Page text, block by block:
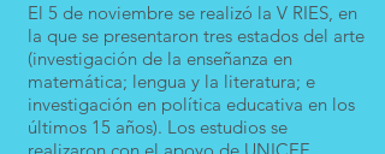
El 5 de noviembre se realizó la V RIES, en
la que se presentaron tres estados del arte
(investigación de la enseñanza en
matemática; lengua y la literatura; e
investigación en política educativa en los
últimos 15 años). Los estudios se